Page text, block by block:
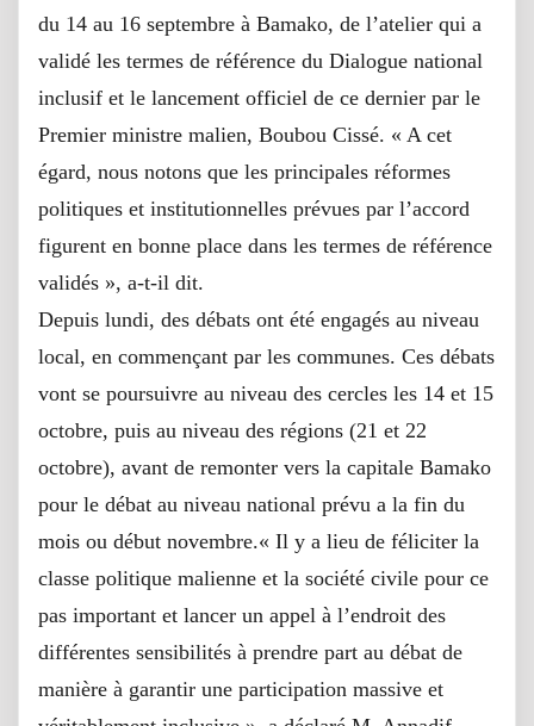
du 14 au 16 septembre à Bamako, de l’atelier qui a
validé les termes de référence du Dialogue national
inclusif et le lancement officiel de ce dernier par le
Premier ministre malien, Boubou Cissé. « A cet
égard, nous notons que les principales réformes
politiques et institutionnelles prévues par l’accord
figurent en bonne place dans les termes de référence
validés », a-t-il dit.
Depuis lundi, des débats ont été engagés au niveau
local, en commençant par les communes. Ces débats
vont se poursuivre au niveau des cercles les 14 et 15
octobre, puis au niveau des régions (21 et 22
octobre), avant de remonter vers la capitale Bamako
pour le débat au niveau national prévu a la fin du
mois ou début novembre.« Il y a lieu de féliciter la
classe politique malienne et la société civile pour ce
pas important et lancer un appel à l’endroit des
différentes sensibilités à prendre part au débat de
manière à garantir une participation massive et